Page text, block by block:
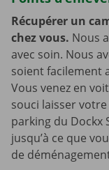
Récupérer un
chez vous. Nous
avec soin. Nous
soient facilement
Vous venez en
souci laisser
parking du Dockx
jusqu’à ce que
de